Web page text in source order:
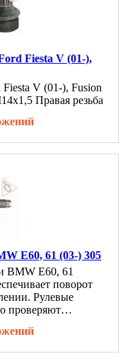
Fiesta V (01-),
V (01-), Fusion
Правая резьба
E60, 61 (03-) 305
BMW E60, 61
поворот
Рулевые
проверяют…